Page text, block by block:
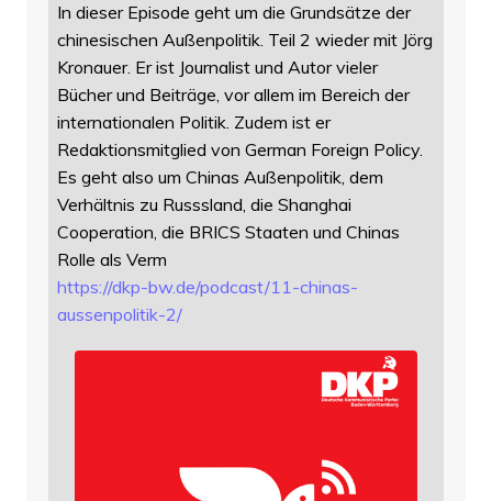
In dieser Episode geht um die Grundsätze der
chinesischen Außenpolitik. Teil 2 wieder mit Jörg
Kronauer. Er ist Journalist und Autor vieler
Bücher und Beiträge, vor allem im Bereich der
internationalen Politik. Zudem ist er
Redaktionsmitglied von German Foreign Policy.
Es geht also um Chinas Außenpolitik, dem
Verhältnis zu Russsland, die Shanghai
Cooperation, die BRICS Staaten und Chinas
Rolle als Verm
https://dkp-bw.de/podcast/11-chinas-
aussenpolitik-2/